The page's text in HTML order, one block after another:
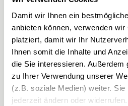
Damit wir Ihnen ein
anbieten können, verwenden
platziert, damit wir Ihr
Ihnen somit die Inhalte und
die Sie interessieren. Außerdem
zu Ihrer Verwendung unserer
(z.B. soziale Medien) weiter.
jederzeit ändern oder widerrufen.
E-Mail